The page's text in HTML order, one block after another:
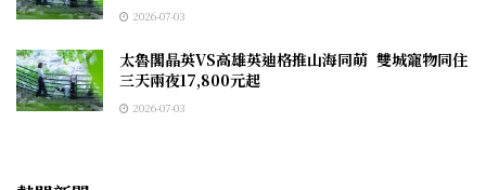
2026-07-03
太魯閣晶英VS高雄英迪格推山海同萌 雙城寵物同住
三天兩夜17,800元起
2026-07-03